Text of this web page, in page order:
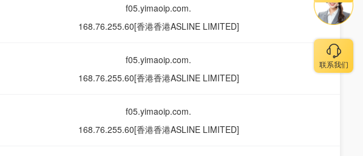
f05.yimaoip.com.
168.76.255.60[香港香港ASLINE LIMITED]
f05.yimaoip.com.
168.76.255.60[香港香港ASLINE LIMITED]
f05.yimaoip.com.
168.76.255.60[香港香港ASLINE LIMITED]
联系我们